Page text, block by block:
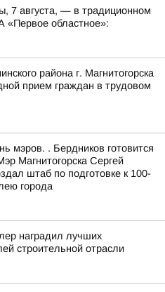
7 августа, — в традиционном
«Первое областное»:
района г. Магнитогорска
прием граждан в трудовом
мэров. . Бердников готовится
Магнитогорска Сергей
штаб по подготовке к 100-
города
наградил лучших
строительной отрасли